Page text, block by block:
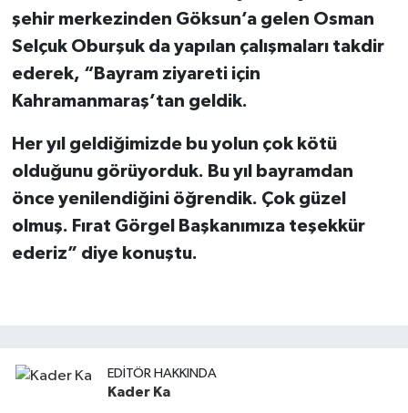
şehir merkezinden Göksun’a gelen Osman
Selçuk Oburşuk da yapılan çalışmaları takdir
ederek, “Bayram ziyareti için
Kahramanmaraş’tan geldik.
Her yıl geldiğimizde bu yolun çok kötü
olduğunu görüyorduk. Bu yıl bayramdan
önce yenilendiğini öğrendik. Çok güzel
olmuş. Fırat Görgel Başkanımıza teşekkür
ederiz” diye konuştu.
EDITÖR HAKKINDA
Kader Ka